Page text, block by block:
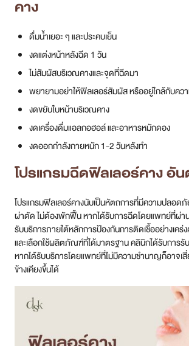
คาง
ดื่มน้ำเยอะ ๆ และประคบเย็น
งดแต่งหน้าหลังฉีด 1 วัน
ไม่สัมผัสบริเวณคางและจุดที่ฉีดมา
พยายามอย่าให้ฟิลเลอร์สัมผัส หรืออยู่ใกล้กับคว
งดขยับใบหน้าบริเวณคาง
งดเครื่องดื่มแอลกอฮอล์ และอาหารหมักดอง
งดออกกำลังกายหนัก 1-2 วันหลังทำ
โปรแกรมฉีดฟิลเลอร์คาง อั
โปรแกรมฟิลเลอร์คางนับเป็นหัตถการที่มีความปลอดภั
ผ่าตัด ไม่ต้องพักฟื้น หากได้รับการฉีดโดยแพทย์ที่ผ่า
รับบริการภายใต้หลักการป้องกันการติดเชื้ออย่างเค
และเลือกใช้ผลิตภัณฑ์ที่ได้มาตรฐาน คลินิกได้รับการ
หากได้รับบริการโดยแพทย์ที่ไม่มีความชำนาญก็อาจเ
ข้างเคียงขึ้นได้